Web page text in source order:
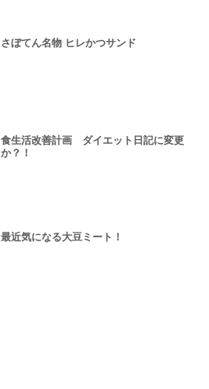
さぼてん名物 ヒレかつサンド
食生活改善計画 ダイエット日記に変更
か？！
最近気になる大豆ミート！